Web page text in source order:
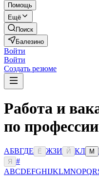
Помощь
Ещё
Поиск
Балезино
Войти
Войти
Создать резюме
Работа и
по
АБВГДЕ Ё ЖЗИ Й КЛ М
Я
#
ABCDEFGHIJKLMNOPQR